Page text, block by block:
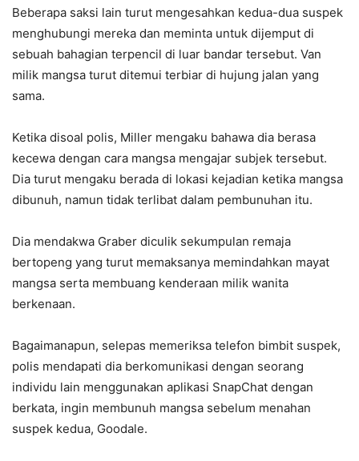
Beberapa saksi lain turut mengesahkan kedua-dua suspek
menghubungi mereka dan meminta untuk dijemput di
sebuah bahagian terpencil di luar bandar tersebut. Van
milik mangsa turut ditemui terbiar di hujung jalan yang
sama.
Ketika disoal polis, Miller mengaku bahawa dia berasa
kecewa dengan cara mangsa mengajar subjek tersebut.
Dia turut mengaku berada di lokasi kejadian ketika mangsa
dibunuh, namun tidak terlibat dalam pembunuhan itu.
Dia mendakwa Graber diculik sekumpulan remaja
bertopeng yang turut memaksanya memindahkan mayat
mangsa serta membuang kenderaan milik wanita
berkenaan.
Bagaimanapun, selepas memeriksa telefon bimbit suspek,
polis mendapati dia berkomunikasi dengan seorang
individu lain menggunakan aplikasi SnapChat dengan
berkata, ingin membunuh mangsa sebelum menahan
suspek kedua, Goodale.